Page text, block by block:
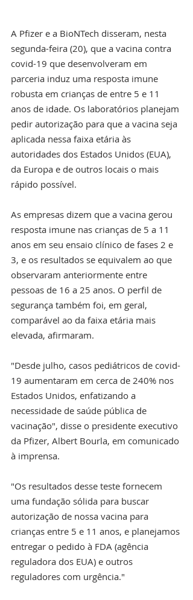
A Pfizer e a BioNTech disseram, nesta
segunda-feira (20), que a vacina contra
covid-19 que desenvolveram em
parceria induz uma resposta imune
robusta em crianças de entre 5 e 11
anos de idade. Os laboratórios planejam
pedir autorização para que a vacina seja
aplicada nessa faixa etária às
autoridades dos Estados Unidos (EUA),
da Europa e de outros locais o mais
rápido possível.
As empresas dizem que a vacina gerou
resposta imune nas crianças de 5 a 11
anos em seu ensaio clínico de fases 2 e
3, e os resultados se equivalem ao que
observaram anteriormente entre
pessoas de 16 a 25 anos. O perfil de
segurança também foi, em geral,
comparável ao da faixa etária mais
elevada, afirmaram.
"Desde julho, casos pediátricos de covid-
19 aumentaram em cerca de 240% nos
Estados Unidos, enfatizando a
necessidade de saúde pública de
vacinação", disse o presidente executivo
da Pfizer, Albert Bourla, em comunicado
à imprensa.
"Os resultados desse teste fornecem
uma fundação sólida para buscar
autorização de nossa vacina para
crianças entre 5 e 11 anos, e planejamos
entregar o pedido à FDA (agência
reguladora dos EUA) e outros
reguladores com urgência."